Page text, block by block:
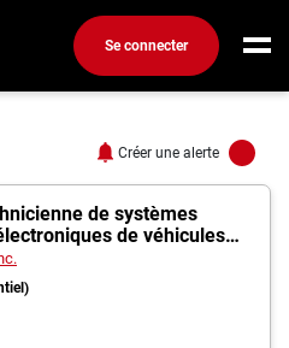
Se connecter
Créer une alerte
de systèmes
de véhicules